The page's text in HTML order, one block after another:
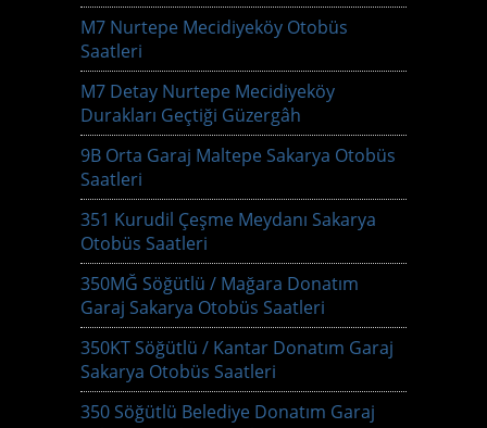
M7 Nurtepe Mecidiyeköy Otobüs
Saatleri
M7 Detay Nurtepe Mecidiyeköy
Durakları Geçtiği Güzergâh
9B Orta Garaj Maltepe Sakarya Otobüs
Saatleri
351 Kurudil Çeşme Meydanı Sakarya
Otobüs Saatleri
350MĞ Söğütlü / Mağara Donatım
Garaj Sakarya Otobüs Saatleri
350KT Söğütlü / Kantar Donatım Garaj
Sakarya Otobüs Saatleri
350 Söğütlü Belediye Donatım Garaj